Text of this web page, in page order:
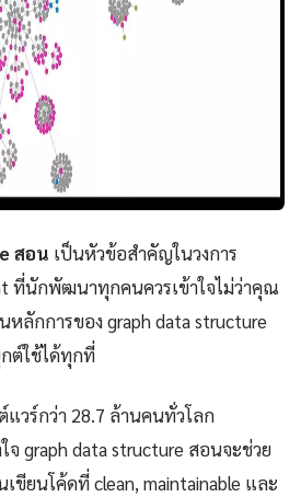
สอน เป็นหัวข้อสำคัญในวงการ
ที่นักพัฒนาทุกคนควรเข้าใจไม่ว่าคุณ
หลักการของ graph data structure
ต์ใช้ได้ทุกที่
ร์กว่า 28.7 ล้านคนทั่วโลก
จ graph data structure สอนจะช่วย
ขียนโค้ดที่ clean, maintainable และ